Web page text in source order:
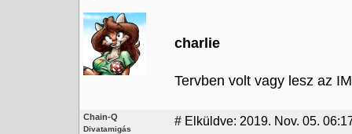
charlie
Tervben volt vagy lesz az
Chain-Q
Divatamigás
# Elküldve: 2019. Nov. 05.